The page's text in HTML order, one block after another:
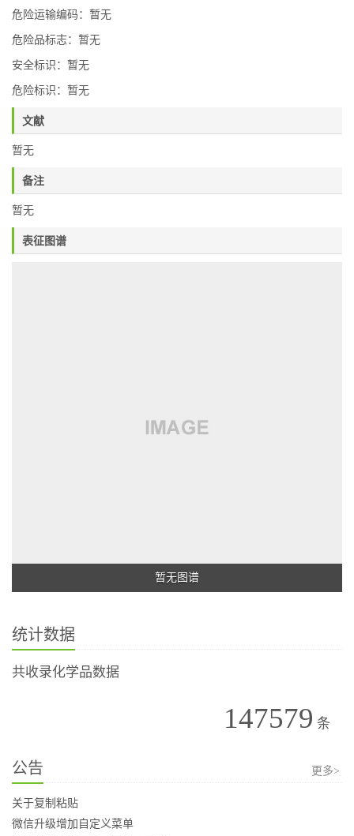
危险运输编码：暂无
危险品标志：暂无
安全标识：暂无
危险标识：暂无
文献
暂无
备注
暂无
表征图谱
暂无图谱
统计数据
共收录化学品数据
147579 条
公告 更多>
关于复制粘贴
微信升级增加自定义菜单